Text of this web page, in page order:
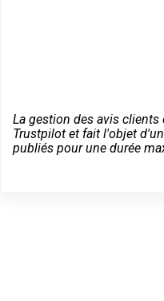
La gestion des avis clients
Trustpilot et fait l'objet
publiés pour une durée